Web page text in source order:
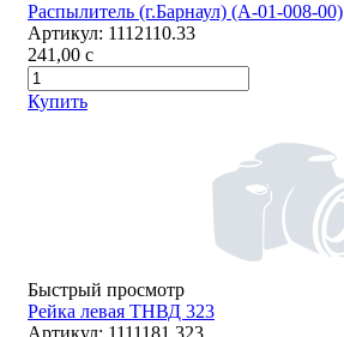
Распылитель (г.Барнаул) (А-01-008-00)
Артикул: 1112110.33
241,00 c
Купить
Быстрый просмотр
Рейка левая ТНВД 323